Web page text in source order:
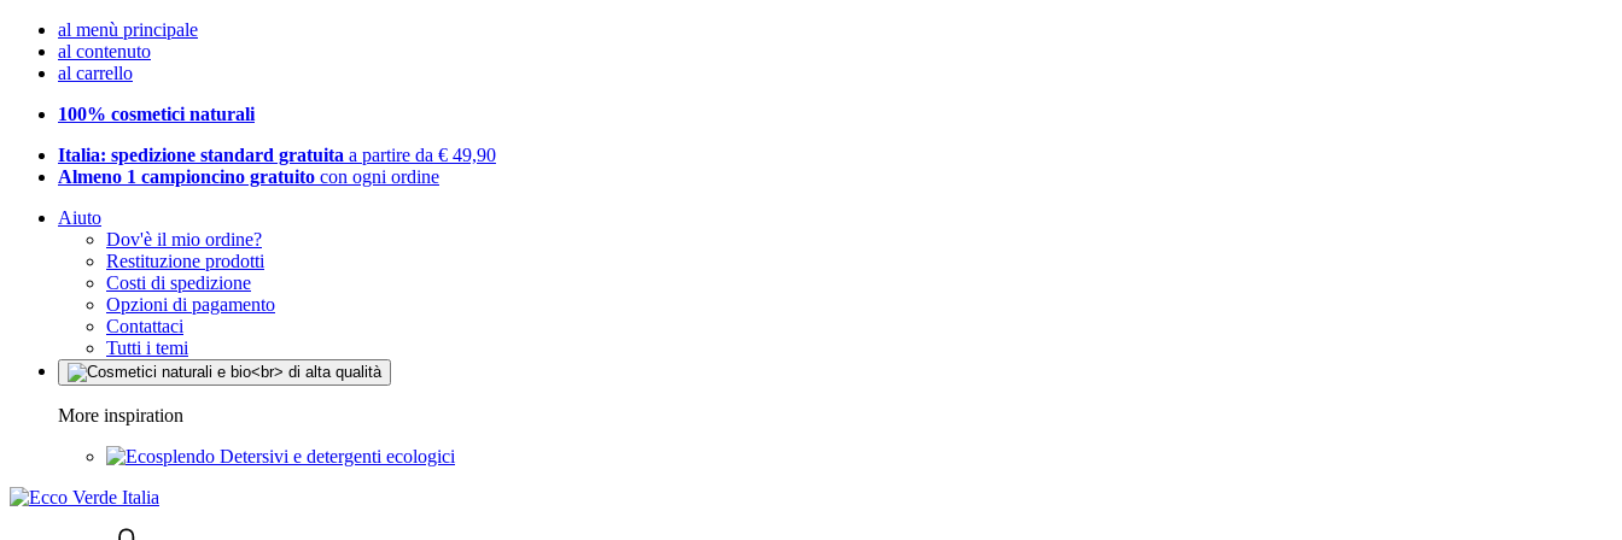
al menù principale
al contenuto
al carrello
100% cosmetici naturali
Italia: spedizione standard gratuita a partire da € 49,90
Almeno 1 campioncino gratuito con ogni ordine
Aiuto
Dov'è il mio ordine?
Restituzione prodotti
Costi di spedizione
Opzioni di pagamento
Contattaci
Tutti i temi
More inspiration
Detersivi e detergenti ecologici